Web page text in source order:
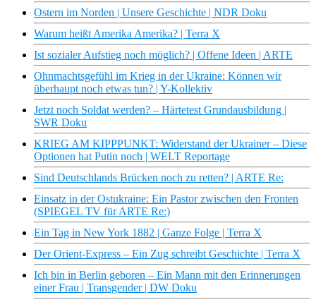
Ostern im Norden | Unsere Geschichte | NDR Doku
Warum heißt Amerika Amerika? | Terra X
Ist sozialer Aufstieg noch möglich? | Offene Ideen | ARTE
Ohnmachtsgefühl im Krieg in der Ukraine: Können wir
überhaupt noch etwas tun? | Y-Kollektiv
Jetzt noch Soldat werden? – Härtetest Grundausbildung |
SWR Doku
KRIEG AM KIPPPUNKT: Widerstand der Ukrainer – Diese
Optionen hat Putin noch | WELT Reportage
Sind Deutschlands Brücken noch zu retten? | ARTE Re:
Einsatz in der Ostukraine: Ein Pastor zwischen den Fronten
(SPIEGEL TV für ARTE Re:)
Ein Tag in New York 1882 | Ganze Folge | Terra X
Der Orient-Express – Ein Zug schreibt Geschichte | Terra X
Ich bin in Berlin geboren – Ein Mann mit den Erinnerungen
einer Frau | Transgender | DW Doku